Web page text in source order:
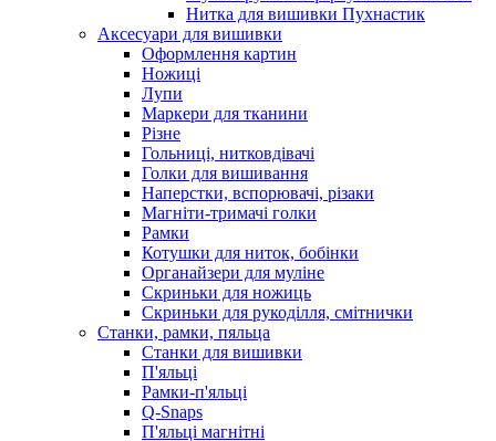
Нитка для вишивки Пухнастик
Аксесуари для вишивки
Оформлення картин
Ножиці
Лупи
Маркери для тканини
Різне
Гольниці, нитковдівачі
Голки для вишивання
Наперстки, вспорювачі, різаки
Магніти-тримачі голки
Рамки
Котушки для ниток, бобінки
Органайзери для муліне
Скриньки для ножиць
Скриньки для рукоділля, смітнички
Станки, рамки, пяльца
Станки для вишивки
П'яльці
Рамки-п'яльці
Q-Snaps
П'яльці магнітні